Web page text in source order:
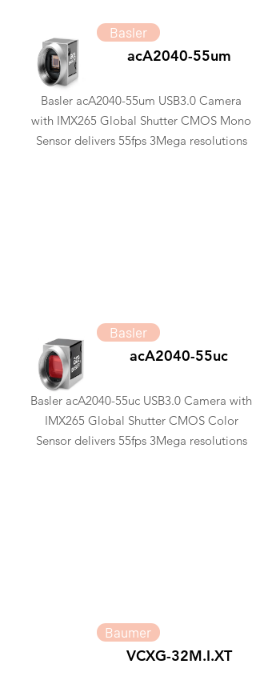
Basler
acA2040-55um
Basler acA2040-55um USB3.0 Camera
with IMX265 Global Shutter CMOS Mono
Sensor delivers 55fps 3Mega resolutions
Basler
acA2040-55uc
Basler acA2040-55uc USB3.0 Camera with
IMX265 Global Shutter CMOS Color
Sensor delivers 55fps 3Mega resolutions
Baumer
VCXG-32M.I.XT